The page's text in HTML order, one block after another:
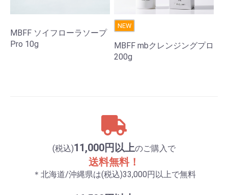
(税込)11,000円以上のご購入で
送料無料！
＊北海道/沖縄県は(税込)33,000円以上で無料
MBFF ソイフローラソープ
Pro 10g
NEW
MBFF mbクレンジングプロ
200g